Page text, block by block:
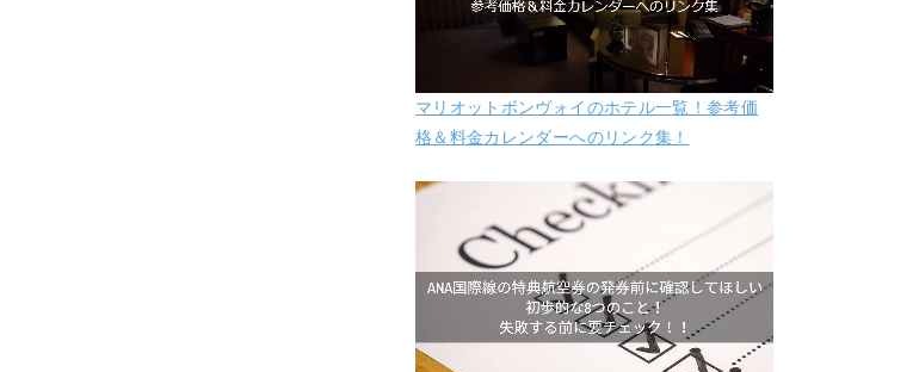
マリオットボンヴォイのホテル一覧！参考価
格＆料金カレンダーへのリンク集！